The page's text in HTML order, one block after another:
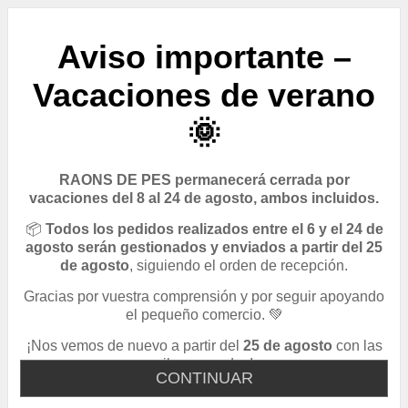
CONTINUAR
Aviso importante –
Vacaciones de verano
🌞
RAONS DE PES permanecerá cerrada por
vacaciones del 8 al 24 de agosto, ambos incluidos.
📦 Todos los pedidos realizados entre el 6 y el 24 de
agosto serán gestionados y enviados a partir del 25
de agosto, siguiendo el orden de recepción.
Gracias por vuestra comprensión y por seguir apoyando
el pequeño comercio. 💚
¡Nos vemos de nuevo a partir del 25 de agosto con las
pilas cargadas!